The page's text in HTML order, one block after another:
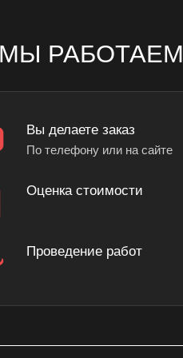
РАБОТАЕМ
Вы делаете заказ
По телефону или на сайте
Оценка стоимости
Проведение работ